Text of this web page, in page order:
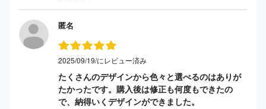
匿名
2025/09/19/にレビュー済み
たくさんのデザインから色々と選べるのはありが
たかったです。購入後は修正も何度もできたの
で、納得いくデザインができました。